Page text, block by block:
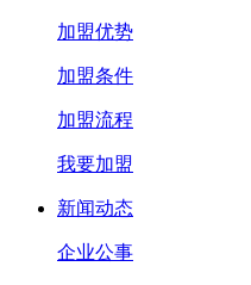
加盟优势
加盟条件
加盟流程
我要加盟
新闻动态
企业公事